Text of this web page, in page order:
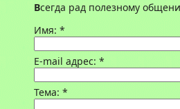
Всегда рад полезному
Имя: *
E-mail адрес: *
Тема: *